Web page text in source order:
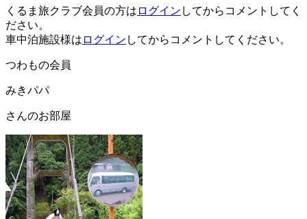
くるま旅クラブ会員の方は ログイン してからコメントしてく
ださい。
車中泊施設様は ログイン してからコメントしてください。
つわもの会員
みきパパ
さんのお部屋